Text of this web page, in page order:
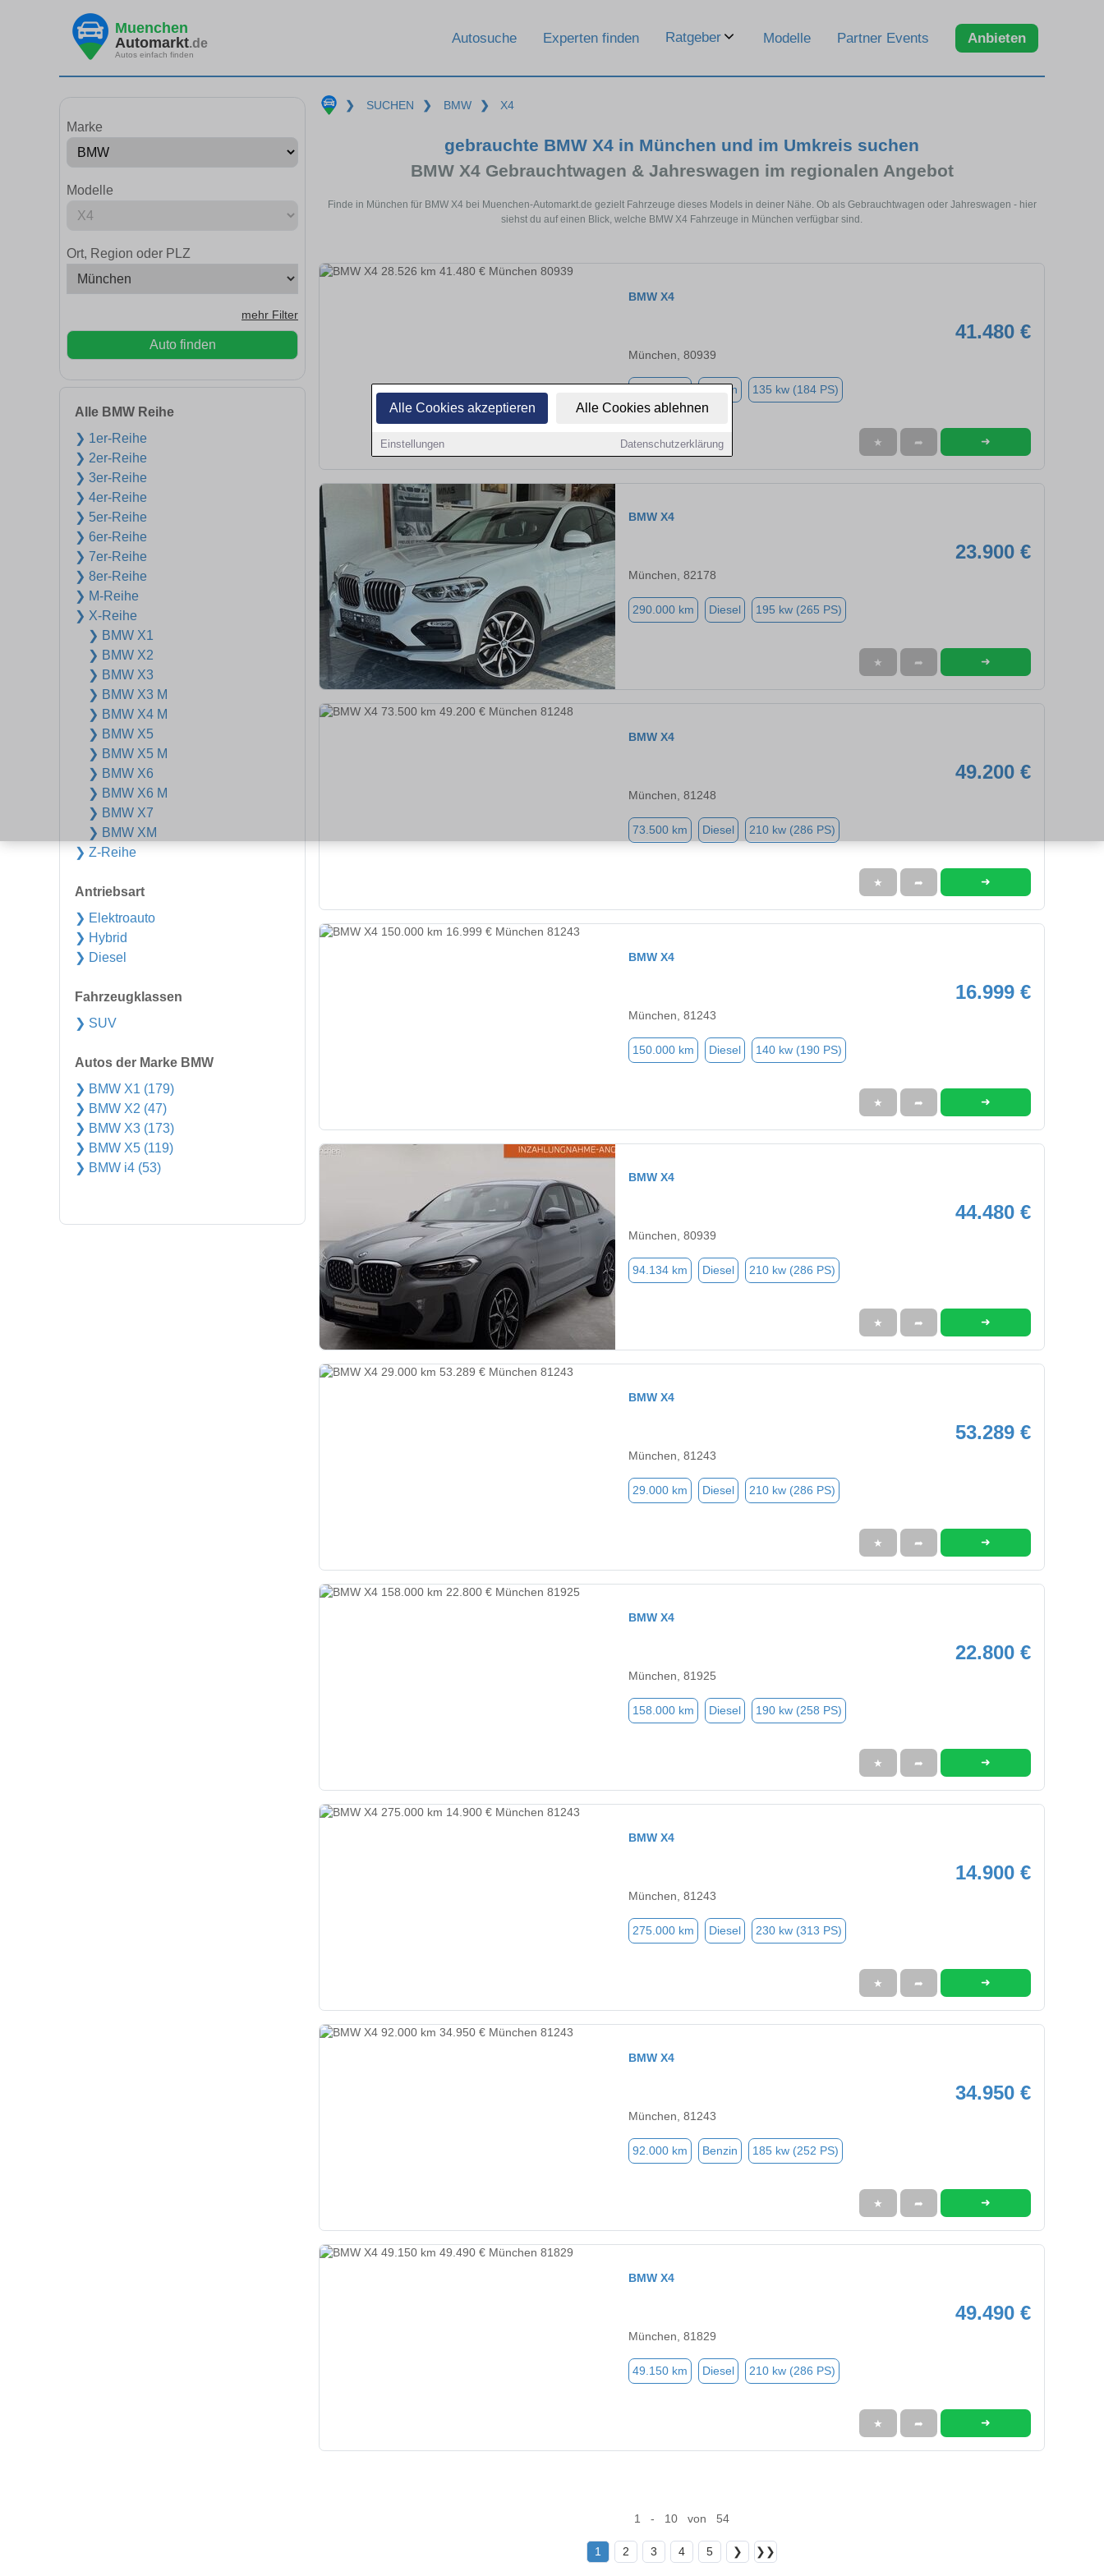
Alle Cookies akzeptieren Alle Cookies ablehnen
Einstellungen Datenschutzerklärung
Muenchen
Automarkt.de
Autos einfach finden
Autosuche Experten finden Ratgeber Modelle Partner Events Anbieten
Marke
Modelle
Ort, Region oder PLZ
mehr Filter
Auto finden
Alle BMW Reihe
❯ 1er-Reihe
❯ 2er-Reihe
❯ 3er-Reihe
❯ 4er-Reihe
❯ 5er-Reihe
❯ 6er-Reihe
❯ 7er-Reihe
❯ 8er-Reihe
❯ M-Reihe
❯ X-Reihe
❯ BMW X1
❯ BMW X2
❯ BMW X3
❯ BMW X3 M
❯ BMW X4 M
❯ BMW X5
❯ BMW X5 M
❯ BMW X6
❯ BMW X6 M
❯ BMW X7
❯ BMW XM
❯ Z-Reihe
Antriebsart
❯ Elektroauto
❯ Hybrid
❯ Diesel
Fahrzeugklassen
❯ SUV
Autos der Marke BMW
❯ BMW X1 (179)
❯ BMW X2 (47)
❯ BMW X3 (173)
❯ BMW X5 (119)
❯ BMW i4 (53)
❯ SUCHEN ❯ BMW ❯ X4
gebrauchte BMW X4 in München und im Umkreis suchen
BMW X4 Gebrauchtwagen & Jahreswagen im regionalen Angebot
Finde in München für BMW X4 bei Muenchen-Automarkt.de gezielt Fahrzeuge dieses Models in deiner Nähe. Ob als Gebrauchtwagen oder Jahreswagen - hier
siehst du auf einen Blick, welche BMW X4 Fahrzeuge in München verfügbar sind.
BMW X4
41.480 €
München, 80939
Benzin 135 kw (184 PS)
★ ➦ ➜
BMW X4
23.900 €
München, 82178
290.000 km Diesel 195 kw (265 PS)
★ ➦ ➜
BMW X4
49.200 €
München, 81248
73.500 km Diesel 210 kw (286 PS)
★ ➦ ➜
BMW X4
16.999 €
München, 81243
150.000 km Diesel 140 kw (190 PS)
★ ➦ ➜
BMW X4
44.480 €
München, 80939
94.134 km Diesel 210 kw (286 PS)
★ ➦ ➜
BMW X4
53.289 €
München, 81243
29.000 km Diesel 210 kw (286 PS)
★ ➦ ➜
BMW X4
22.800 €
München, 81925
158.000 km Diesel 190 kw (258 PS)
★ ➦ ➜
BMW X4
14.900 €
München, 81243
275.000 km Diesel 230 kw (313 PS)
★ ➦ ➜
BMW X4
34.950 €
München, 81243
92.000 km Benzin 185 kw (252 PS)
★ ➦ ➜
BMW X4
49.490 €
München, 81829
49.150 km Diesel 210 kw (286 PS)
★ ➦ ➜
1 - 10 von 54
1 2 3 4 5 ❯ ❯❯